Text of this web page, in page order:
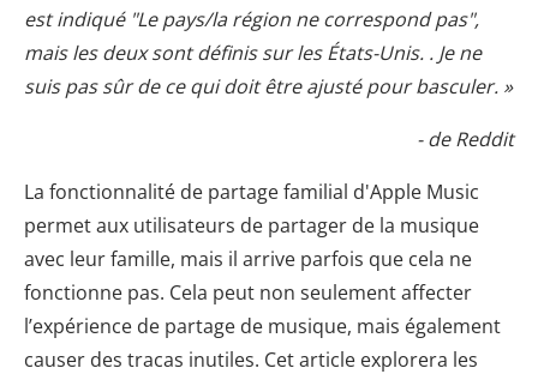
est indiqué "Le pays/la région ne correspond pas",
mais les deux sont définis sur les États-Unis. . Je ne
suis pas sûr de ce qui doit être ajusté pour basculer. »
- de Reddit
La fonctionnalité de partage familial d'Apple Music
permet aux utilisateurs de partager de la musique
avec leur famille, mais il arrive parfois que cela ne
fonctionne pas. Cela peut non seulement affecter
l’expérience de partage de musique, mais également
causer des tracas inutiles. Cet article explorera les